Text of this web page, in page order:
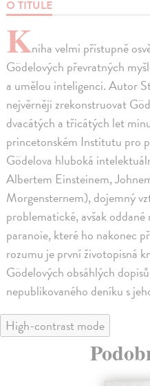
O TITULE
Kniha velmi přístupně
Gödelových převratných
a umělou inteligenci. Autor
nejvěrněji zrekonstruovat
dvacátých a třicátých let
princetonském Institutu pro
Gödelova hluboká
Albertem Einsteinem,
Morgensternem), dojemný
problematické, avšak
paranoie, které ho nakonec
rozumu je první životopisná
Gödelových obsáhlých
nepublikovaného deníku s
High-contrast mode